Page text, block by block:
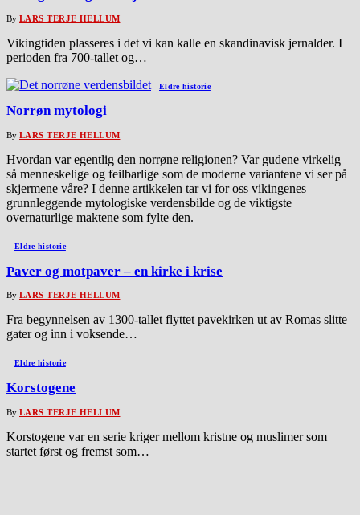
By LARS TERJE HELLUM
Vikingtiden plasseres i det vi kan kalle en skandinavisk jernalder. I
perioden fra 700-tallet og…
Eldre historie
Norrøn mytologi
By LARS TERJE HELLUM
Hvordan var egentlig den norrøne religionen? Var gudene virkelig
så menneskelige og feilbarlige som de moderne variantene vi ser på
skjermene våre? I denne artikkelen tar vi for oss vikingenes
grunnleggende mytologiske verdensbilde og de viktigste
overnaturlige maktene som fylte den.
Eldre historie
Paver og motpaver – en kirke i krise
By LARS TERJE HELLUM
Fra begynnelsen av 1300-tallet flyttet pavekirken ut av Romas slitte
gater og inn i voksende…
Eldre historie
Korstogene
By LARS TERJE HELLUM
Korstogene var en serie kriger mellom kristne og muslimer som
startet først og fremst som…